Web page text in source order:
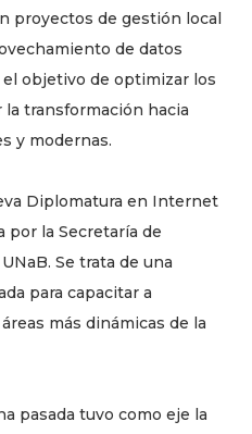
proyectos de gestión local
de datos
objetivo de optimizar los
transformación hacia
y modernas.
Diplomatura en Internet
por la Secretaría de
Se trata de una
para capacitar a
más dinámicas de la
pasada tuvo como eje la